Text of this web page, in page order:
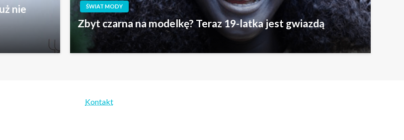
nie
ŚWIAT MODY
Zbyt czarna na modelkę? Teraz 19-latka jest gwiazdą
Kontakt